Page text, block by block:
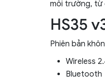
môi trường, từ
HS35
Phiên bản
Wireless
Bluetooth